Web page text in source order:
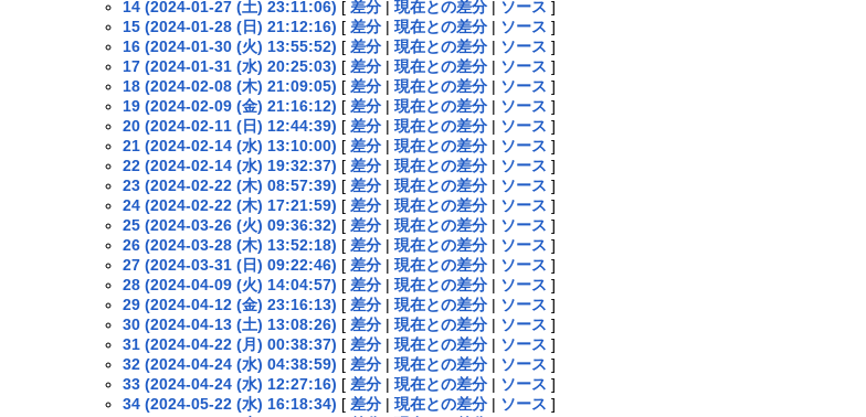
14 (2024-01-27 (土) 23:11:06) [ 差分| 現在との差分| ソース ]
15 (2024-01-28 (日) 21:12:16) [ 差分| 現在との差分| ソース ]
16 (2024-01-30 (火) 13:55:52) [ 差分| 現在との差分| ソース ]
17 (2024-01-31 (水) 20:25:03) [ 差分| 現在との差分| ソース ]
18 (2024-02-08 (木) 21:09:05) [ 差分| 現在との差分| ソース ]
19 (2024-02-09 (金) 21:16:12) [ 差分| 現在との差分| ソース ]
20 (2024-02-11 (日) 12:44:39) [ 差分| 現在との差分| ソース ]
21 (2024-02-14 (水) 13:10:00) [ 差分| 現在との差分| ソース ]
22 (2024-02-14 (水) 19:32:37) [ 差分| 現在との差分| ソース ]
23 (2024-02-22 (木) 08:57:39) [ 差分| 現在との差分| ソース ]
24 (2024-02-22 (木) 17:21:59) [ 差分| 現在との差分| ソース ]
25 (2024-03-26 (火) 09:36:32) [ 差分| 現在との差分| ソース ]
26 (2024-03-28 (木) 13:52:18) [ 差分| 現在との差分| ソース ]
27 (2024-03-31 (日) 09:22:46) [ 差分| 現在との差分| ソース ]
28 (2024-04-09 (火) 14:04:57) [ 差分| 現在との差分| ソース ]
29 (2024-04-12 (金) 23:16:13) [ 差分| 現在との差分| ソース ]
30 (2024-04-13 (土) 13:08:26) [ 差分| 現在との差分| ソース ]
31 (2024-04-22 (月) 00:38:37) [ 差分| 現在との差分| ソース ]
32 (2024-04-24 (水) 04:38:59) [ 差分| 現在との差分| ソース ]
33 (2024-04-24 (水) 12:27:16) [ 差分| 現在との差分| ソース ]
34 (2024-05-22 (水) 16:18:34) [ 差分| 現在との差分| ソース ]